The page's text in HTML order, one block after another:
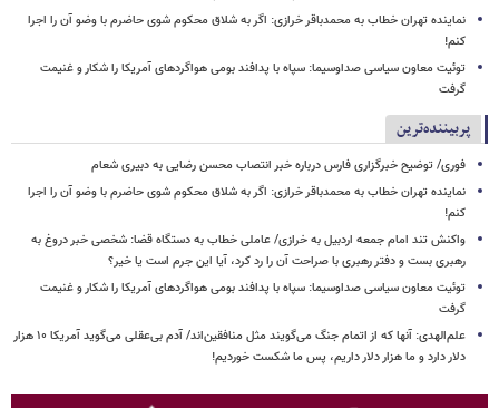
نماینده تهران خطاب به محمدباقر خرازی: اگر به شلاق محکوم شوی حاضرم با وضو آن را اجرا
کنم!
توئیت معاون سیاسی صداوسیما: سپاه با پدافند بومی هواگردهای آمریکا را شکار و غنیمت
گرفت
پربیننده‌ترین
فوری/ توضیح خبرگزاری فارس درباره خبر انتصاب محسن رضایی به دبیری شعام
نماینده تهران خطاب به محمدباقر خرازی: اگر به شلاق محکوم شوی حاضرم با وضو آن را اجرا
کنم!
واکنش تند امام جمعه اردبیل به خرازی/ عاملی خطاب به دستگاه قضا: شخصی خبر دروغ به
رهبری بست و دفتر رهبری با صراحت آن را رد کرد، آیا این جرم است یا خیر؟
توئیت معاون سیاسی صداوسیما: سپاه با پدافند بومی هواگردهای آمریکا را شکار و غنیمت
گرفت
علم‌الهدی: آنها که از اتمام جنگ می‌گویند مثل منافقین‌اند/ آدم بی‌عقلی می‌گوید آمریکا ۱۰ هزار
دلار دارد و ما هزار دلار داریم، پس ما شکست خوردیم!